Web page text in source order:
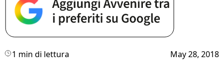
1 min di lettura May 28, 2018